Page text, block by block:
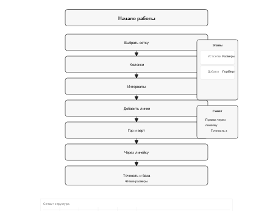
Начало работы
Выбрать сетку
Колонки
Интервалы
Добавить линии
Гор и верт
Через линейку
Точность и база
Чёткие размеры
Этапы
Уст сетки Размеры
Добавл Гор/Верт
Совет
Правка через
линейку
Точность ±
Сетка = структура